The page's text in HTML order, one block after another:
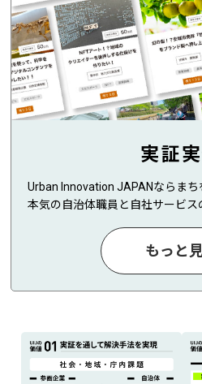
実証
Urban Innovation JAPANならま
本気の自治体職員と自社サービス
もっと